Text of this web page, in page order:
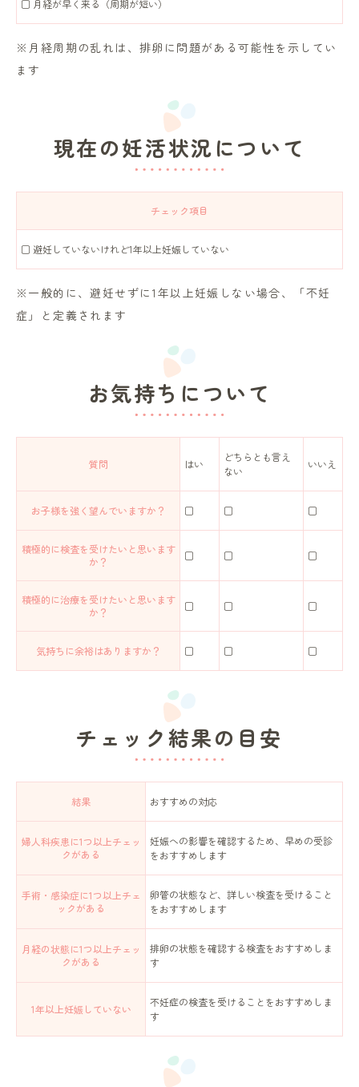
□ 月経が早く来る（周期が短い）
※月経周期の乱れは、排卵に問題がある可能性を示してい
ます
現在の妊活状況について
チェック項目
□ 避妊していないけれど1年以上妊娠していない
※一般的に、避妊せずに1年以上妊娠しない場合、「不妊
症」と定義されます
お気持ちについて
質問 はい
どちらとも言え
ない
いいえ
お子様を強く望んでいますか？ □ □ □
積極的に検査を受けたいと思います
か？
□ □ □
積極的に治療を受けたいと思います
か？
□ □ □
気持ちに余裕はありますか？ □ □ □
チェック結果の目安
結果 おすすめの対応
婦人科疾患に1つ以上チェッ
クがある
妊娠への影響を確認するため、早めの受診
をおすすめします
手術・感染症に1つ以上チェ
ックがある
卵管の状態など、詳しい検査を受けること
をおすすめします
月経の状態に1つ以上チェッ
クがある
排卵の状態を確認する検査をおすすめしま
す
1年以上妊娠していない
不妊症の検査を受けることをおすすめしま
す